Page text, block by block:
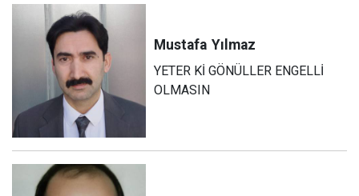
Mustafa Yılmaz
YETER Kİ GÖNÜLLER ENGELLİ
OLMASIN